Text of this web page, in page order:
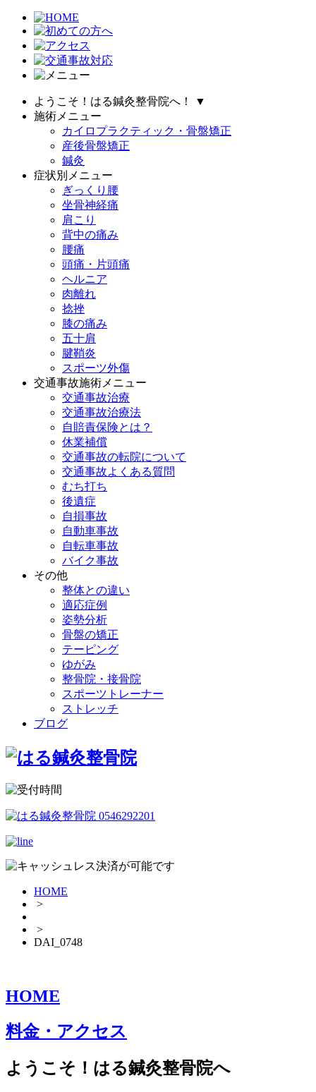
ようこそ！はる鍼灸整骨院へ！
▼
施術メニュー
カイロプラクティック・骨盤矯正
産後骨盤矯正
鍼灸
症状別メニュー
ぎっくり腰
坐骨神経痛
肩こり
背中の痛み
腰痛
頭痛・片頭痛
ヘルニア
肉離れ
捻挫
膝の痛み
五十肩
腱鞘炎
スポーツ外傷
交通事故施術メニュー
交通事故治療
交通事故治療法
自賠責保険とは？
休業補償
交通事故の転院について
交通事故よくある質問
むち打ち
後遺症
自損事故
自動車事故
自転車事故
バイク事故
その他
整体との違い
適応症例
姿勢分析
骨盤の矯正
テーピング
ゆがみ
整骨院・接骨院
スポーツトレーナー
ストレッチ
ブログ
HOME
>
>
DAI_0748
HOME
料金・アクセス
ようこそ！はる鍼灸整骨院へ